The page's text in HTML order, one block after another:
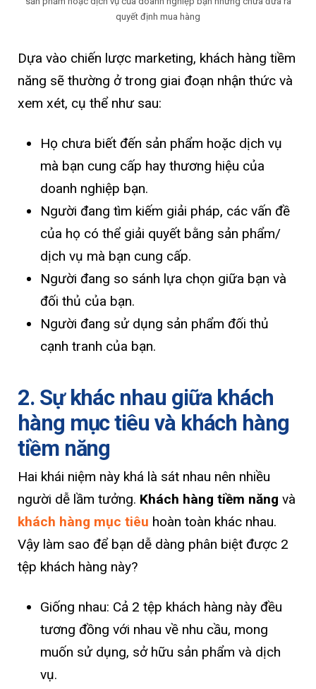
quyết định mua hàng
Dựa vào chiến lược marketing, khách hàng tiềm
năng sẽ thường ở trong giai đoạn nhận thức và
xem xét, cụ thể như sau:
Họ chưa biết đến sản phẩm hoặc dịch vụ
mà bạn cung cấp hay thương hiệu của
doanh nghiệp bạn.
Người đang tìm kiếm giải pháp, các vấn đề
của họ có thể giải quyết bằng sản phẩm/
dịch vụ mà bạn cung cấp.
Người đang so sánh lựa chọn giữa bạn và
đối thủ của bạn.
Người đang sử dụng sản phẩm đối thủ
cạnh tranh của bạn.
2. Sự khác nhau giữa khách
hàng mục tiêu và khách hàng
tiềm năng
Hai khái niệm này khá là sát nhau nên nhiều
người dễ lầm tưởng. Khách hàng tiềm năng và
khách hàng mục tiêu hoàn toàn khác nhau.
Vậy làm sao để bạn dễ dàng phân biệt được 2
tệp khách hàng này?
Giống nhau: Cả 2 tệp khách hàng này đều
tương đồng với nhau về nhu cầu, mong
muốn sử dụng, sở hữu sản phẩm và dịch
vụ.